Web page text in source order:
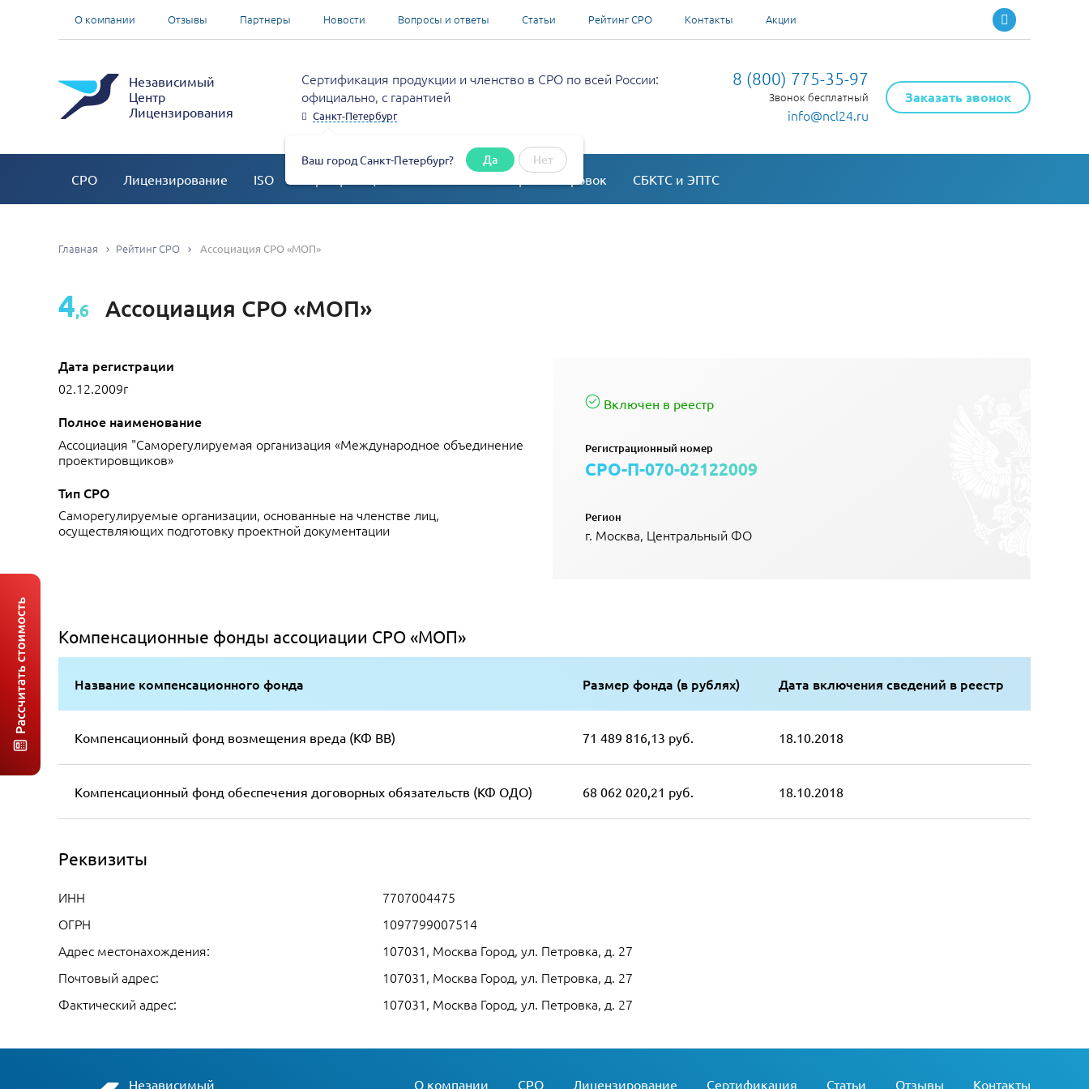
О компании Отзывы Партнеры Новости Вопросы и ответы Статьи Рейтинг СРО Контакты Акции
Независимый
Центр
Лицензирования
Сертификация продукции и членство в СРО по всей России:
официально, с гарантией
Санкт-Петербург
Ваш город Санкт-Петербург? Да Нет
8 (800) 775-35-97
Звонок бесплатный
info@ncl24.ru
Заказать звонок
СРО Лицензирование ISO Согласование перепланировок СБКТС и ЭПТС
Главная Рейтинг СРО Ассоциация СРО «МОП»
4,6 Ассоциация СРО «МОП»
Дата регистрации
02.12.2009г
Полное наименование
Ассоциация "Саморегулируемая организация «Международное объединение
проектировщиков»
Тип СРО
Саморегулируемые организации, основанные на членстве лиц,
осуществляющих подготовку проектной документации
Включен в реестр
Регистрационный номер
СРО-П-070-02122009
Регион
г. Москва, Центральный ФО
Компенсационные фонды ассоциации СРО «МОП»
Название компенсационного фонда Размер фонда (в рублях) Дата включения сведений в реестр
Компенсационный фонд возмещения вреда (КФ ВВ) 71 489 816,13 руб. 18.10.2018
Компенсационный фонд обеспечения договорных обязательств (КФ ОДО) 68 062 020,21 руб. 18.10.2018
Реквизиты
ИНН
7707004475
ОГРН
1097799007514
Адрес местонахождения:
107031, Москва Город, ул. Петровка, д. 27
Почтовый адрес:
107031, Москва Город, ул. Петровка, д. 27
Фактический адрес:
107031, Москва Город, ул. Петровка, д. 27
Независимый О компании СРО Лицензирование Сертификация Статьи Отзывы Контакты